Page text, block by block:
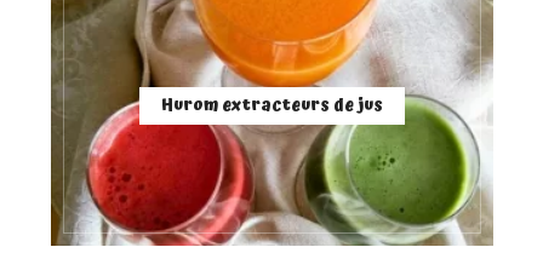
Hurom extracteurs de jus